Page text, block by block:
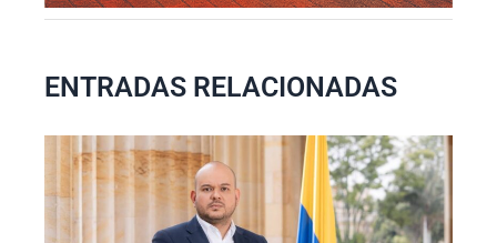
ENTRADAS RELACIONADAS